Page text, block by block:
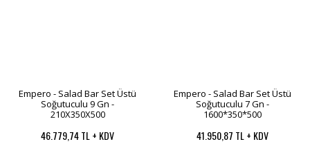
Empero - Salad Bar Set Üstü
Soğutuculu 9 Gn -
210X350X500
46.779,74 TL + KDV
Empero - Salad Bar Set Üstü
Soğutuculu 7 Gn -
1600*350*500
41.950,87 TL + KDV